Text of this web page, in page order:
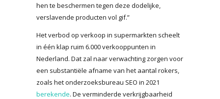
hen te beschermen tegen deze dodelijke,
verslavende producten vol gif.”
Het verbod op verkoop in supermarkten scheelt
in één klap ruim 6.000 verkooppunten in
Nederland. Dat zal naar verwachting zorgen voor
een substantiële afname van het aantal rokers,
zoals het onderzoeksbureau SEO in 2021
berekende. De verminderde verkrijgbaarheid